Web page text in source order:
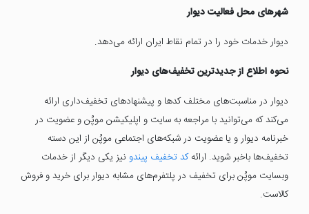
شهرهای محل فعالیت دیوار
دیوار خدمات خود را در تمام نقاط ایران ارائه می‌دهد.
نحوه اطلاع از جدیدترین تخفیف‌های دیوار
دیوار در مناسبت‌های مختلف کدها و پیشنهادهای تخفیف‌داری ارائه
می‌کند که می‌توانید با مراجعه به سایت و اپلیکیشن موپُن و عضویت در
خبرنامه دیوار و یا عضویت در شبکه‌های اجتماعی موپُن از این دسته
تخفیف‌ها باخبر شوید. ارائهکد تخفیف پیندو نیز یکی دیگر از خدمات
وبسایت موپُن برای تخفیف در پلتفرم‌های مشابه دیوار برای خرید و فروش
کالاست.